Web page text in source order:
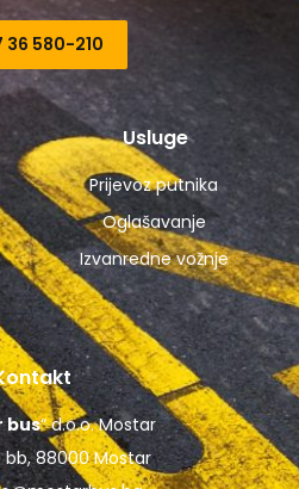
36 580-210​
Usluge
Prijevoz putnika
Oglašavanje
Izvanredne vožnje
bus“ d.o.o. Mostar
bb, 88000 Mostar